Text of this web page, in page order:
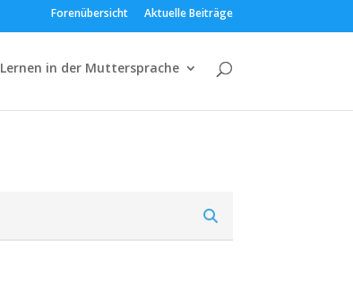
Forenübersicht Aktuelle Beiträge
Lernen in der Muttersprache